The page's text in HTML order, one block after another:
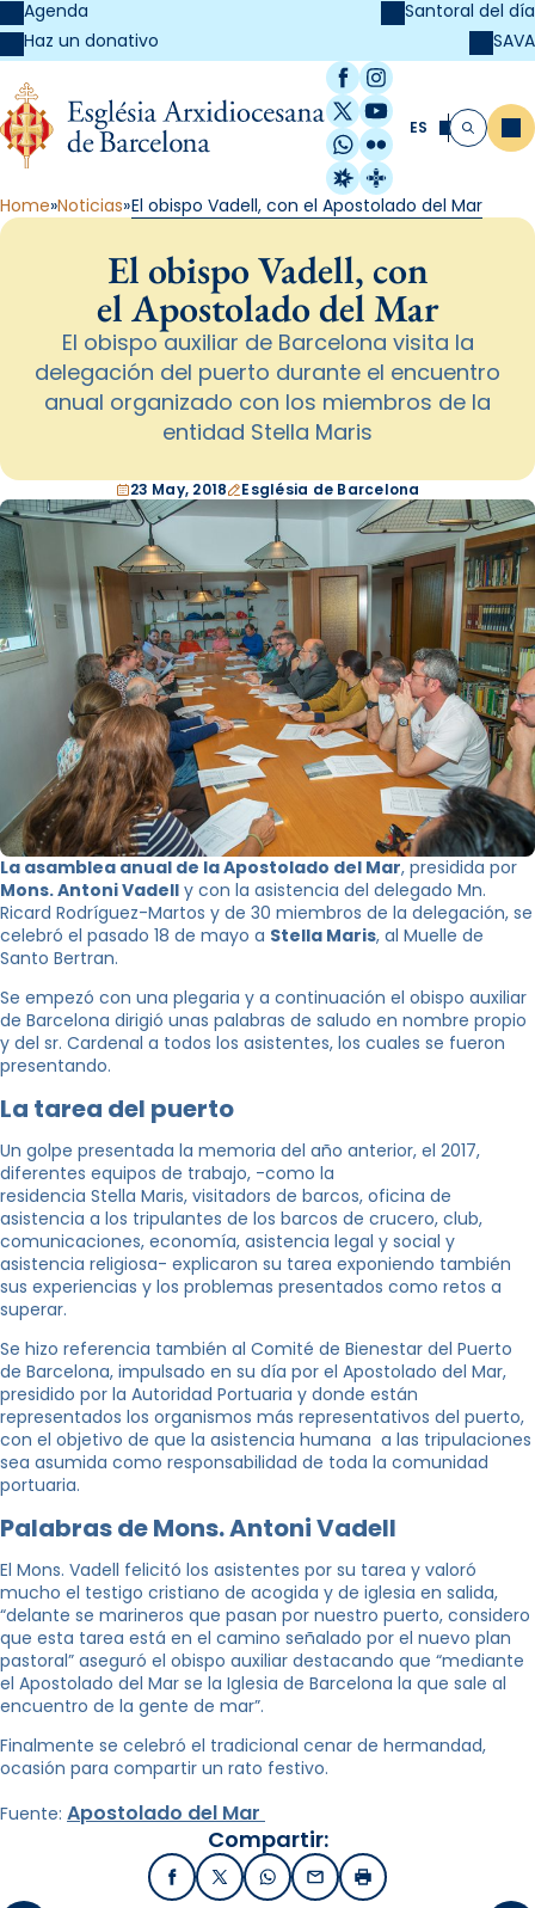
Agenda
Haz un donativo
Santoral del día
SAVA
Facebook
Instagram
X / Twitter
YouTube
WhatsApp
Flickr
Radio Estel
Catalunya
ES Buscar
Home Noticias El obispo Vadell, con el Apostolado del Mar
El obispo Vadell, con
el Apostolado del Mar
El obispo auxiliar de Barcelona visita la
delegación del puerto durante el encuentro
anual organizado con los miembros de la
entidad Stella Maris
23 May, 2018 Església de Barcelona
La asamblea anual de la Apostolado del Mar, presidida por
Mons. Antoni Vadell y con la asistencia del delegado Mn.
Ricard Rodríguez-Martos y de 30 miembros de la delegación, se
celebró el pasado 18 de mayo a Stella Maris, al Muelle de
Santo Bertran.
Se empezó con una plegaria y a continuación el obispo auxiliar
de Barcelona dirigió unas palabras de saludo en nombre propio
y del sr. Cardenal a todos los asistentes, los cuales se fueron
presentando.
La tarea del puerto
Un golpe presentada la memoria del año anterior, el 2017,
diferentes equipos de trabajo, -como la
residencia Stella Maris, visitadors de barcos, oficina de
asistencia a los tripulantes de los barcos de crucero, club,
comunicaciones, economía, asistencia legal y social y
asistencia religiosa- explicaron su tarea exponiendo también
sus experiencias y los problemas presentados como retos a
superar.
Se hizo referencia también al Comité de Bienestar del Puerto
de Barcelona, impulsado en su día por el Apostolado del Mar,
presidido por la Autoridad Portuaria y donde están
representados los organismos más representativos del puerto,
con el objetivo de que la asistencia humana a las tripulaciones
sea asumida como responsabilidad de toda la comunidad
portuaria.
Palabras de Mons. Antoni Vadell
El Mons. Vadell felicitó los asistentes por su tarea y valoró
mucho el testigo cristiano de acogida y de iglesia en salida,
“delante se marineros que pasan por nuestro puerto, considero
que esta tarea está en el camino señalado por el nuevo plan
pastoral” aseguró el obispo auxiliar destacando que “mediante
el Apostolado del Mar se la Iglesia de Barcelona la que sale al
encuentro de la gente de mar”.
Finalmente se celebró el tradicional cenar de hermandad,
ocasión para compartir un rato festivo.
Fuente: Apostolado del Mar
Compartir:
FacebookX / TwitterWhatsApp
EmailImprimir